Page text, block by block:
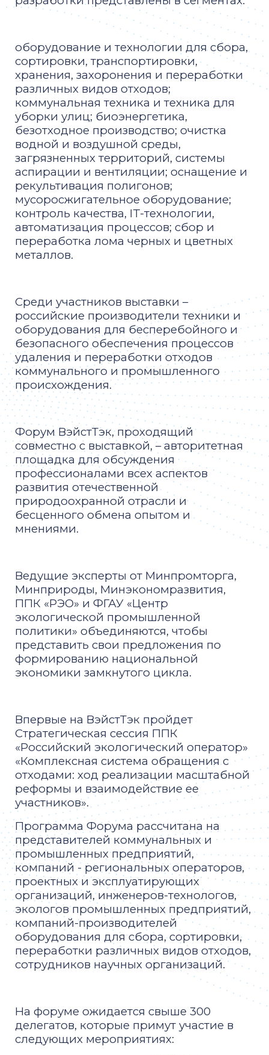
оборудование и технологии для сбора,
сортировки, транспортировки,
хранения, захоронения и переработки
различных видов отходов;
коммунальная техника и техника для
уборки улиц; биоэнергетика,
безотходное производство; очистка
водной и воздушной среды,
загрязненных территорий, системы
аспирации и вентиляции; оснащение и
рекультивация полигонов;
мусоросжигательное оборудование;
контроль качества, IT-технологии,
автоматизация процессов; сбор и
переработка лома черных и цветных
металлов.
Среди участников выставки –
российские производители техники и
оборудования для бесперебойного и
безопасного обеспечения процессов
удаления и переработки отходов
коммунального и промышленного
происхождения.
Форум ВэйстТэк, проходящий
совместно с выставкой, – авторитетная
площадка для обсуждения
профессионалами всех аспектов
развития отечественной
природоохранной отрасли и
бесценного обмена опытом и
мнениями.
Ведущие эксперты от Минпромторга,
Минприроды, Минэкономразвития,
ППК «РЭО» и ФГАУ «Центр
экологической промышленной
политики» объединяются, чтобы
представить свои предложения по
формированию национальной
экономики замкнутого цикла.
Впервые на ВэйстТэк пройдет
Стратегическая сессия ППК
«Российский экологический оператор»
«Комплексная система обращения с
отходами: ход реализации масштабной
реформы и взаимодействие ее
участников».
Программа Форума рассчитана на
представителей коммунальных и
промышленных предприятий,
компаний - региональных операторов,
проектных и эксплуатирующих
организаций, инженеров-технологов,
экологов промышленных предприятий,
компаний-производителей
оборудования для сбора, сортировки,
переработки различных видов отходов,
сотрудников научных организаций.
На форуме ожидается свыше 300
делегатов, которые примут участие в
следующих мероприятиях: